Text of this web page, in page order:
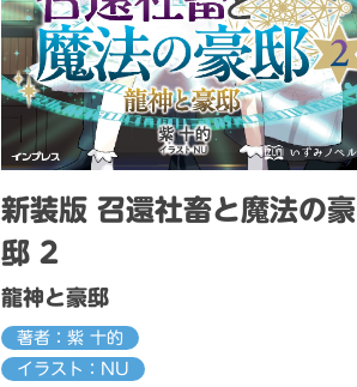
新装版 召還社畜と魔法の豪
邸 2
龍神と豪邸
著者：紫 十的
イラスト：NU